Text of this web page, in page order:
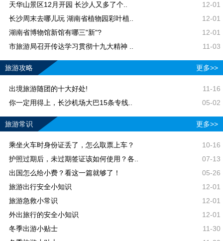
天华山景区12月开园 长沙人又多了个..
12-01
长沙周末去哪儿玩 湖南省植物园彩叶植..
12-01
湖南省博物馆新馆有哪三"新"?
12-01
市旅游局召开传达学习贯彻十九大精神 ..
11-03
旅游攻略 更多>>
出境旅游随团的十大好处!
11-16
你一定用得上，长沙机场大巴15条专线..
05-02
旅游常识 更多>>
乘坐火车时身份证丢了，怎么取票上车？
10-16
护照过期后，未过期签证该如何使用？各..
07-13
出国怎么给小费？看这一篇就够了！
05-26
旅游出行安全小知识
12-01
旅游急救小常识
12-01
外出旅行的安全小知识
12-01
冬季出游小贴士
11-30